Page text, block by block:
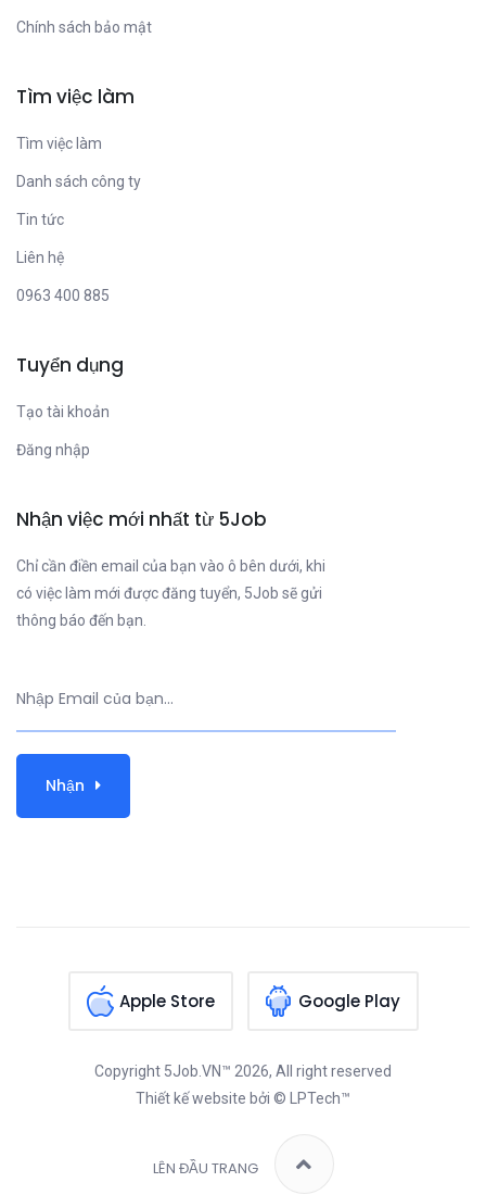
Chính sách bảo mật
Tìm việc làm
Tìm việc làm
Danh sách công ty
Tin tức
Liên hệ
0963 400 885
Tuyển dụng
Tạo tài khoản
Đăng nhập
Nhận việc mới nhất từ 5Job
Chỉ cần điền email của bạn vào ô bên dưới, khi
có việc làm mới được đăng tuyển, 5Job sẽ gửi
thông báo đến bạn.
Nhận
Apple Store Google Play
Copyright 5Job.VN™ 2026, All right reserved
Thiết kế website bởi © LPTech™
LÊN ĐẦU TRANG